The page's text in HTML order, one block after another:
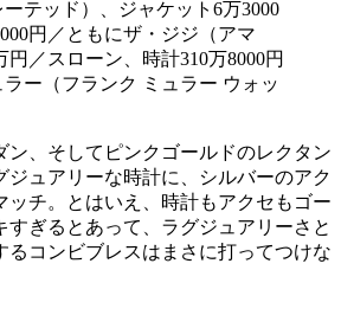
テッド）、ジャケット6万3000
円／ともにザ・ジジ（アマ
円／スローン、時計310万8000円
ラー（フランク ミュラー ウォッ
ン、そしてピンクゴールドのレクタン
ジュアリーな時計に、シルバーのアク
ッチ。とはいえ、時計もアクセもゴー
すぎるとあって、ラグジュアリーさと
るコンビブレスはまさに打ってつけな